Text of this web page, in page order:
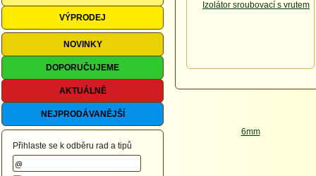
VÝPRODEJ
NOVINKY
DOPORUČUJEME
AKTUÁLNĚ
NEJPRODÁVANĚJŠÍ
Přihlaste se k odběru rad a tipů